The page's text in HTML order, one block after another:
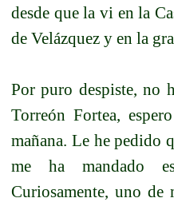
desde que la vi en la
de Velázquez y en la
Por puro despiste, no
Torreón Fortea,
mañana. Le he pedido
me ha mandado
Curiosamente, uno